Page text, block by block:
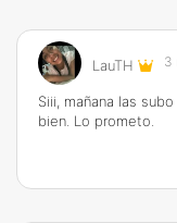
LauTH 3
Siii, mañana las
bien. Lo prometo.